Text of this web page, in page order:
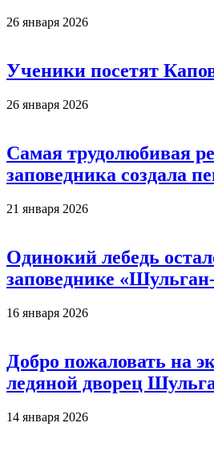
26 января 2026
Ученики посетят
26 января 2026
Самая трудолюбивая
заповедника создала
21 января 2026
Одинокий лебедь
заповеднике
16 января 2026
Добро пожаловать на
ледяной дворец
14 января 2026